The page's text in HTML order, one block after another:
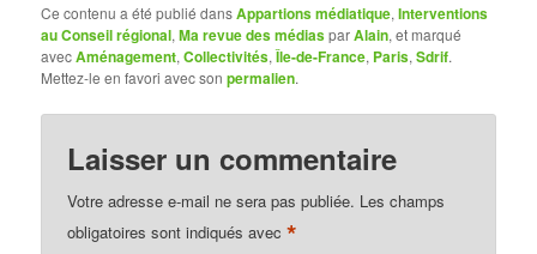
Ce contenu a été publié dansAppartions médiatique,Interventions
au Conseil régional,Ma revue des médiasparAlain, et marqué
avecAménagement,Collectivités,Île-de-France, Paris,Sdrif.
Mettez-le en favori avec sonpermalien.
Laisser un commentaire
Votre adresse e-mail ne sera pas publiée. Les champs
obligatoires sont indiqués avec*